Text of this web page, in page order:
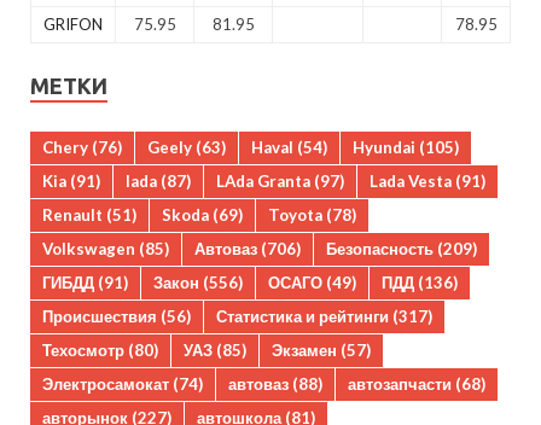
GRIFON
75.95 81.95 78.95
МЕТКИ
Chery (76) Geely (63) Haval (54) Hyundai (105)
Kia (91) lada (87) LAda Granta (97) Lada Vesta (91)
Renault (51) Skoda (69) Toyota (78)
Volkswagen (85) Автоваз (706) Безопасность (209)
ГИБДД (91) Закон (556) ОСАГО (49) ПДД (136)
Происшествия (56) Статистика и рейтинги (317)
Техосмотр (80) УАЗ (85) Экзамен (57)
Электросамокат (74) автоваз (88) автозапчасти (68)
авторынок (227) автошкола(81)